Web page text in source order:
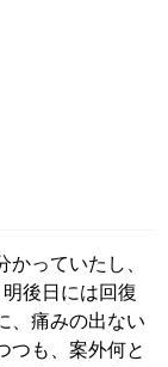
っていたし、
後日には回復
、痛みの出ない
つも、案外何と